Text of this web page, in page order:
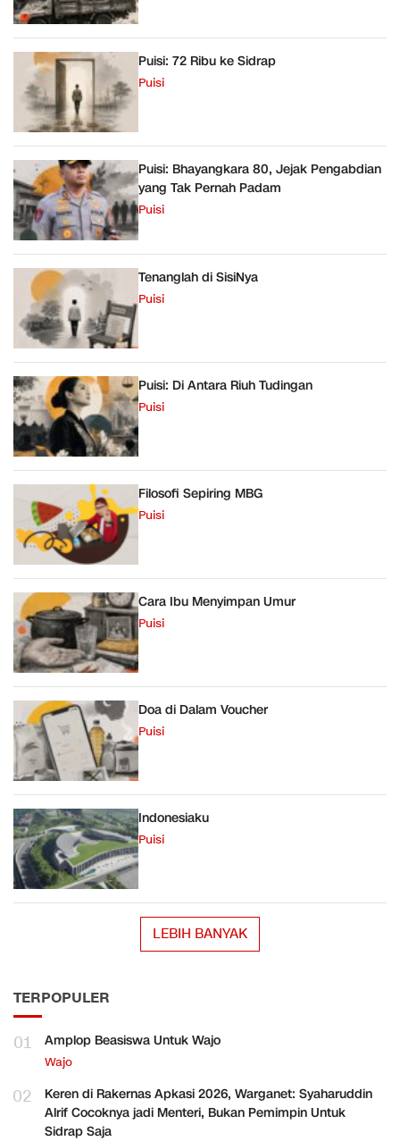
Puisi: 72 Ribu ke Sidrap
Puisi
Puisi: Bhayangkara 80, Jejak Pengabdian
yang Tak Pernah Padam
Puisi
Tenanglah di SisiNya
Puisi
Puisi: Di Antara Riuh Tudingan
Puisi
Filosofi Sepiring MBG
Puisi
Cara Ibu Menyimpan Umur
Puisi
Doa di Dalam Voucher
Puisi
Indonesiaku
Puisi
LEBIH BANYAK
TERPOPULER
01 Amplop Beasiswa Untuk Wajo
Wajo
02
Keren di Rakernas Apkasi 2026, Warganet: Syaharuddin
Alrif Cocoknya jadi Menteri, Bukan Pemimpin Untuk
Sidrap Saja